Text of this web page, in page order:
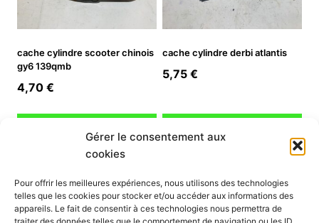
Gérer le consentement aux
cookies
Pour offrir les meilleures expériences, nous utilisons des technologies
telles que les cookies pour stocker et/ou accéder aux informations des
appareils. Le fait de consentir à ces technologies nous permettra de
cache cylindre scooter chinois
gy6 139qmb
4,70 €
cache cylindre derbi atlantis
5,75 €
INFORMATION
Mon compte